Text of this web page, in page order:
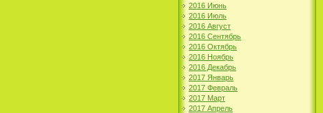
2016 Июнь
2016 Июль
2016 Август
2016 Сентябрь
2016 Октябрь
2016 Ноябрь
2016 Декабрь
2017 Январь
2017 Февраль
2017 Март
2017 Апрель